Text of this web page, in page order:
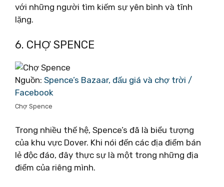
với những người tìm kiếm sự yên bình và tĩnh
lặng.
6. CHỢ SPENCE
Nguồn: Spence’s Bazaar, đấu giá và chợ trời /
Facebook
Chợ Spence
Trong nhiều thế hệ, Spence’s đã là biểu tượng
của khu vực Dover. Khi nói đến các địa điểm bán
lẻ độc đáo, đây thực sự là một trong những địa
điểm của riêng mình.